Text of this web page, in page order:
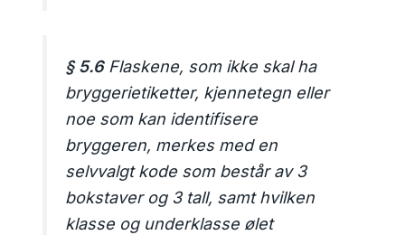
§ 5.6Flaskene, som ikke skal ha
bryggerietiketter, kjennetegn eller
noe som kan identifisere
bryggeren, merkes med en
selvvalgt kode som består av 3
bokstaver og 3 tall, samt hvilken
klasse og underklasse ølet